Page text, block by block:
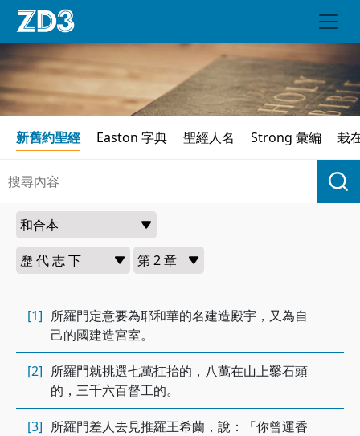
新舊約聖經 Easton 字典 聖經人名 Strong 彙編 栽
[1] 所羅門定意要為耶和華的名建造殿宇，又為自
己的國建造宮室。
[2] 所羅門就挑選七萬扛抬的，八萬在山上鑿石頭
的，三千六百督工的。
[3] 所羅門差人去見推羅王希蘭，說：「你曾運香